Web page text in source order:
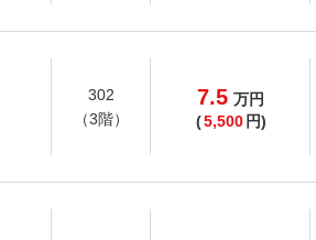
302
（3階）
7.5 万円
(5,500 円)